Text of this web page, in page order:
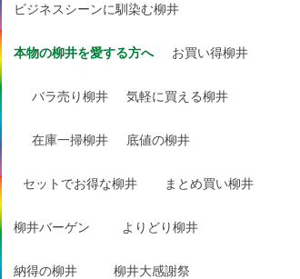
ビジネスシーンに馴染む柳井
本物の柳井を愛する方へ お買い得柳井
バラ売り柳井 気軽に買える柳井
在庫一掃柳井 底値の柳井
セットでお得な柳井 まとめ買い柳井
柳井バーゲン よりどり柳井
納得の柳井 柳井大感謝祭